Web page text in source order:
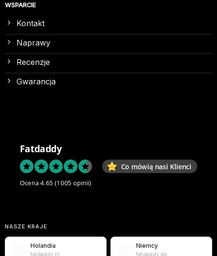
WSPARCIE
Kontakt
Naprawy
Recenzje
Gwarancja
Fatdaddy
Co mówią nasi Klienci
Ocena 4.65 (1005 opinii)
NASZE KRAJE
Holandia
fatdaddy.nl
Niemcy
fatdaddy.de